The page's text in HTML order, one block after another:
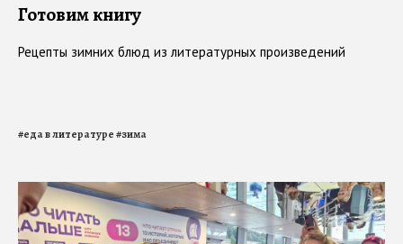
Готовим книгу
Рецепты зимних блюд из литературных произведений
#еда в литературе#зима